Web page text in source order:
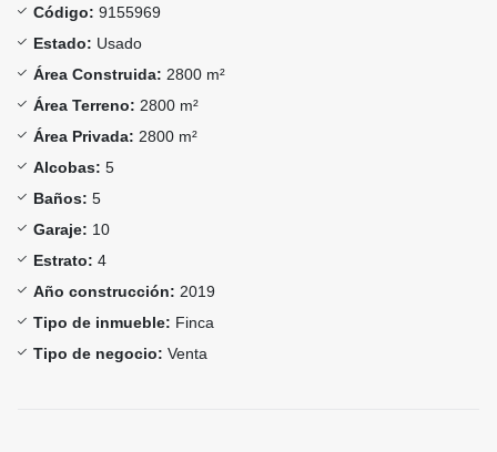
Código: 9155969
Estado: Usado
Área Construida: 2800 m²
Área Terreno: 2800 m²
Área Privada: 2800 m²
Alcobas: 5
Baños: 5
Garaje: 10
Estrato: 4
Año construcción: 2019
Tipo de inmueble: Finca
Tipo de negocio: Venta